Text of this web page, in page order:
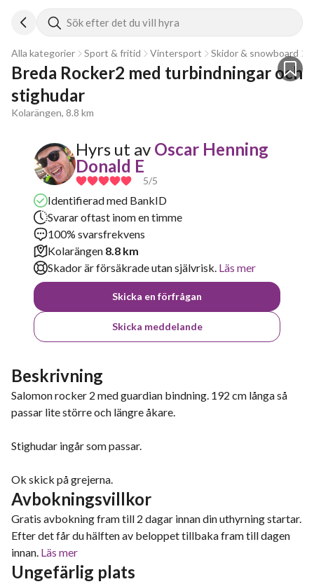
Sök efter det du vill hyra
Alla kategorier Sport & fritid Vintersport Skidor & snowboard
Breda Rocker2 med turbindningar och
stighudar
Kolarängen, 8.8 km
Hyrs ut av Oscar Henning
Donald E
5/5
Identifierad med BankID
Svarar oftast inom en timme
100% svarsfrekvens
Kolarängen 8.8 km
Skador är försäkrade utan självrisk. Läs mer
Skicka en förfrågan
Skicka meddelande
Beskrivning
Salomon rocker 2 med guardian bindning. 192 cm långa så
passar lite större och längre åkare.
Stighudar ingår som passar.
Ok skick på grejerna.
Avbokningsvillkor
Gratis avbokning fram till 2 dagar innan din uthyrning startar.
Efter det får du hälften av beloppet tillbaka fram till dagen
innan. Läs mer
Ungefärlig plats